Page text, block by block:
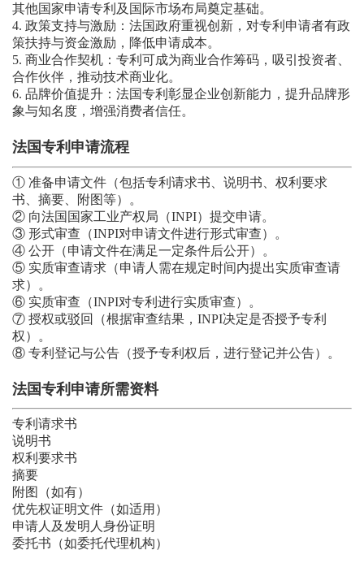
其他国家申请专利及国际市场布局奠定基础。
4. 政策支持与激励：法国政府重视创新，对专利申请者有政
策扶持与资金激励，降低申请成本。
5. 商业合作契机：专利可成为商业合作筹码，吸引投资者、
合作伙伴，推动技术商业化。
6. 品牌价值提升：法国专利彰显企业创新能力，提升品牌形
象与知名度，增强消费者信任。
法国专利申请流程
① 准备申请文件（包括专利请求书、说明书、权利要求
书、摘要、附图等）。
② 向法国国家工业产权局（INPI）提交申请。
③ 形式审查（INPI对申请文件进行形式审查）。
④ 公开（申请文件在满足一定条件后公开）。
⑤ 实质审查请求（申请人需在规定时间内提出实质审查请
求）。
⑥ 实质审查（INPI对专利进行实质审查）。
⑦ 授权或驳回（根据审查结果，INPI决定是否授予专利
权）。
⑧ 专利登记与公告（授予专利权后，进行登记并公告）。
法国专利申请所需资料
专利请求书
说明书
权利要求书
摘要
附图（如有）
优先权证明文件（如适用）
申请人及发明人身份证明
委托书（如委托代理机构）